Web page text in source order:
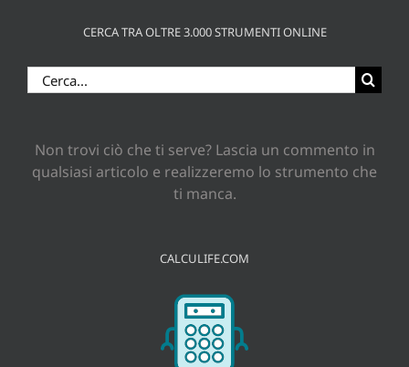
CERCA TRA OLTRE 3.000 STRUMENTI ONLINE
Cerca
per:
Non trovi ciò che ti serve? Lascia un commento in
qualsiasi articolo e realizzeremo lo strumento che
ti manca.
CALCULIFE.COM